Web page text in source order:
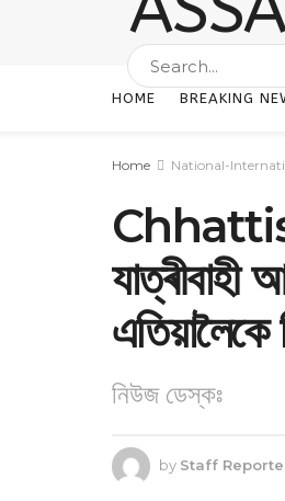
HOME BREAKING
Home National-
যাত্ৰীবাহী
নিউজ ডেস্কঃ
by Staff